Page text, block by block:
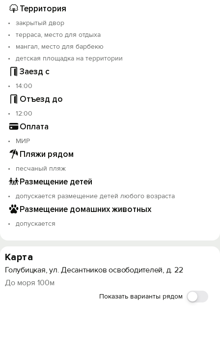
Территория
закрытый двор
терраса, место для отдыха
мангал, место для барбекю
детская площадка на территории
Заезд с
14:00
Отъезд до
12:00
Оплата
МИР
Пляжи рядом
песчаный пляж
Размещение детей
допускается размещение детей любого возраста
Размещение домашних животных
допускается
Карта
Голубицкая, ул. Десантников освободителей, д. 22
До моря 100м
Показать варианты рядом